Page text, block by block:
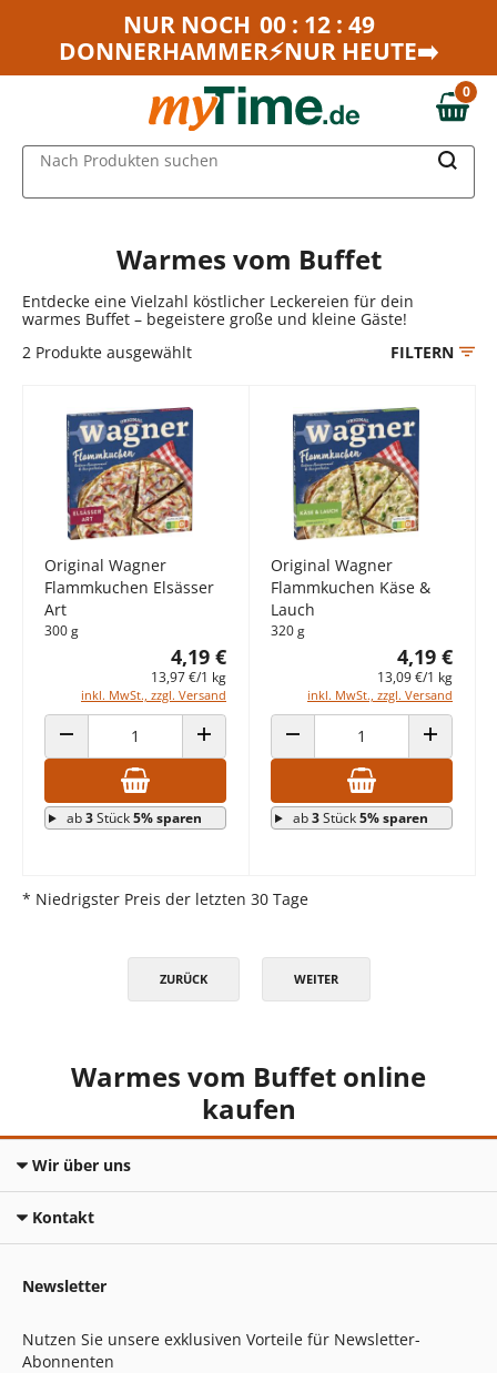
Zum Hauptinhalt springen
Zur Navigation springen
NUR NOCH 00 : 12 : 49
DONNERHAMMER⚡NUR HEUTE➡️
0,00 €
0
Nach Produkten suchen
Warmes vom Buffet
Entdecke eine Vielzahl köstlicher Leckereien für dein
warmes Buffet – begeistere große und kleine Gäste!
2 Produkte ausgewählt FILTERN
Original Wagner
Flammkuchen Elsässer
Art
300 g
4,19 €
13,97 €/1 kg
inkl. MwSt., zzgl. Versand
ANZAHL VERRINGERN ANZAHL ERHÖHEN
ab3Stück5% sparen
Original Wagner
Flammkuchen Käse &
Lauch
320 g
4,19 €
13,09 €/1 kg
inkl. MwSt., zzgl. Versand
ANZAHL VERRINGERN ANZAHL
ab3Stück5% sparen
* Niedrigster Preis der letzten 30 Tage
ZURÜCK WEITER
Warmes vom Buffet online
kaufen
Wir über uns
Kontakt
Newsletter
Nutzen Sie unsere exklusiven Vorteile für Newsletter-
Abonnenten